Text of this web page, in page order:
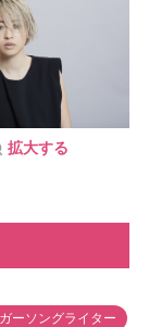
拡大する
ーソングライター